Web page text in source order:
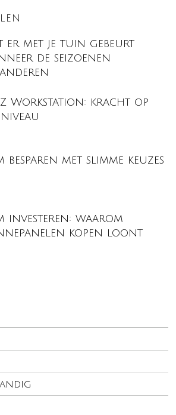
er met je tuin gebeurt
de seizoenen
Z Workstation: kracht op
besparen met slimme keuzes
investeren: waarom
kopen loont